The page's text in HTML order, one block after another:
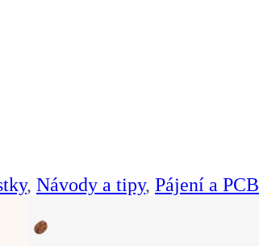
,Návody a tipy,Pájení a PCB